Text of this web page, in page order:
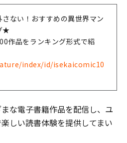
ない！おすすめの異世界マン
★
作品をランキング形式で紹
index/id/isekaicomic10
な電子書籍作品を配信し、ユ
しい読書体験を提供してまい